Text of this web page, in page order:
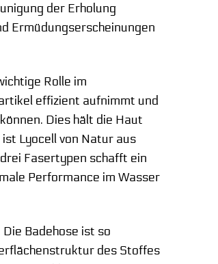
der Erholung
Ermüdungserscheinungen
Rolle im
effizient aufnimmt und
Dies hält die Haut
Lyocell von Natur aus
Fasertypen schafft ein
Performance im Wasser
Badehose ist so
des Stoffes